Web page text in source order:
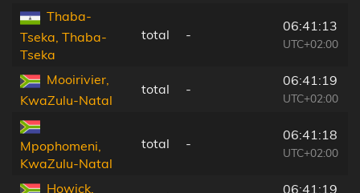
Thaba-
Tseka, Thaba-
Tseka
total -
06:41:13
UTC+02:00
Mooirivier,
KwaZulu-Natal
total -
06:41:19
UTC+02:00
Mpophomeni,
KwaZulu-Natal
total -
06:41:18
UTC+02:00
Howick,
06:41:19